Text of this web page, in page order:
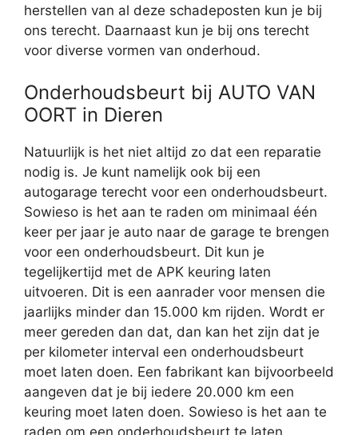
herstellen van al deze schadeposten kun je bij
ons terecht. Daarnaast kun je bij ons terecht
voor diverse vormen van onderhoud.
Onderhoudsbeurt bij AUTO VAN
OORT in Dieren
Natuurlijk is het niet altijd zo dat een reparatie
nodig is. Je kunt namelijk ook bij een
autogarage terecht voor een onderhoudsbeurt.
Sowieso is het aan te raden om minimaal één
keer per jaar je auto naar de garage te brengen
voor een onderhoudsbeurt. Dit kun je
tegelijkertijd met de APK keuring laten
uitvoeren. Dit is een aanrader voor mensen die
jaarlijks minder dan 15.000 km rijden. Wordt er
meer gereden dan dat, dan kan het zijn dat je
per kilometer interval een onderhoudsbeurt
moet laten doen. Een fabrikant kan bijvoorbeeld
aangeven dat je bij iedere 20.000 km een
keuring moet laten doen. Sowieso is het aan te
raden om een onderhoudsbeurt te laten